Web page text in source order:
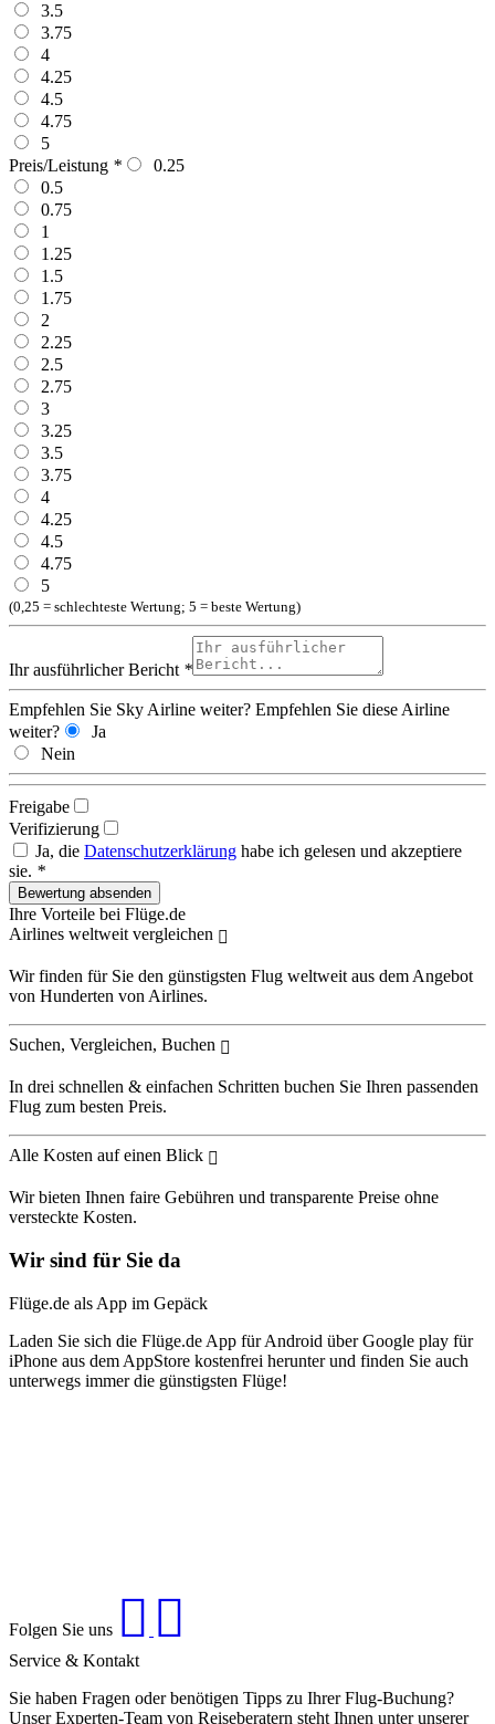
3.5
3.75
4
4.25
4.5
4.75
5
Preis/Leistung *
0.25
0.5
0.75
1
1.25
1.5
1.75
2
2.25
2.5
2.75
3
3.25
3.5
3.75
4
4.25
4.5
4.75
5
(0,25 = schlechteste Wertung; 5 = beste Wertung)
Ihr ausführlicher Bericht *
Empfehlen Sie Sky Airline weiter? Empfehlen Sie diese Airline
weiter?
Ja
Nein
Freigabe
Verifizierung
Ja, die Datenschutzerklärung habe ich gelesen und akzeptiere
sie. *
Ihre Vorteile bei Flüge.de
Airlines weltweit vergleichen
Wir finden für Sie den günstigsten Flug weltweit aus dem Angebot
von Hunderten von Airlines.
Suchen, Vergleichen, Buchen
In drei schnellen & einfachen Schritten buchen Sie Ihren passenden
Flug zum besten Preis.
Alle Kosten auf einen Blick
Wir bieten Ihnen faire Gebühren und transparente Preise ohne
versteckte Kosten.
Wir sind für Sie da
Flüge.de als App im Gepäck
Laden Sie sich die Flüge.de App für Android über Google play für
iPhone aus dem AppStore kostenfrei herunter und finden Sie auch
unterwegs immer die günstigsten Flüge!
Folgen Sie uns
Service & Kontakt
Sie haben Fragen oder benötigen Tipps zu Ihrer Flug-Buchung?
Unser Experten-Team von Reiseberatern steht Ihnen unter unserer